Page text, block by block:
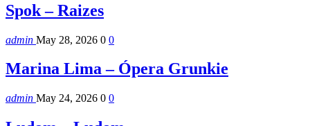
Spok – Raizes
admin May 28, 2026 0 0
Marina Lima – Ópera Grunkie
admin May 24, 2026 0 0